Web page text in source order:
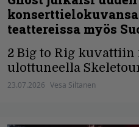
teattereissa myös
2 Big to Rig kuvattiin
ulottuneella
23.07.2026 Vesa Siltanen